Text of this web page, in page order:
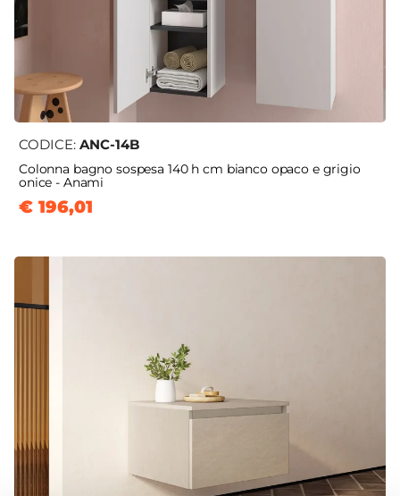
CODICE: ANC-14B
Colonna bagno sospesa 140 h cm bianco opaco e grigio
onice - Anami
€ 196,01